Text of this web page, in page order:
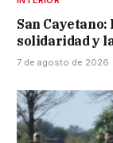
San
solidaridad y
7 de agosto de 2026